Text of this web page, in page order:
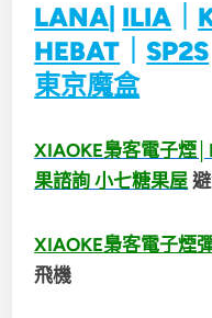
LANA ILIA
HEBAT ｜SP2S
東京魔盒
XIAOKE梟客電子煙
果諮詢 小七糖果屋
XIAOKE梟客電子煙
飛機